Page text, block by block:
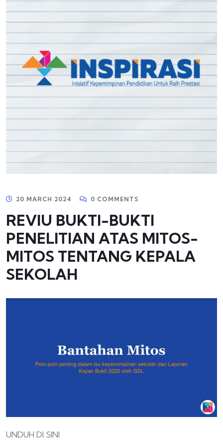
20 MARCH 2024 0 COMMENTS
REVIU BUKTI-BUKTI
PENELITIAN ATAS MITOS-
MITOS TENTANG KEPALA
SEKOLAH
UNDUH DI SINI